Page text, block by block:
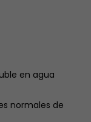
en agua
normales de